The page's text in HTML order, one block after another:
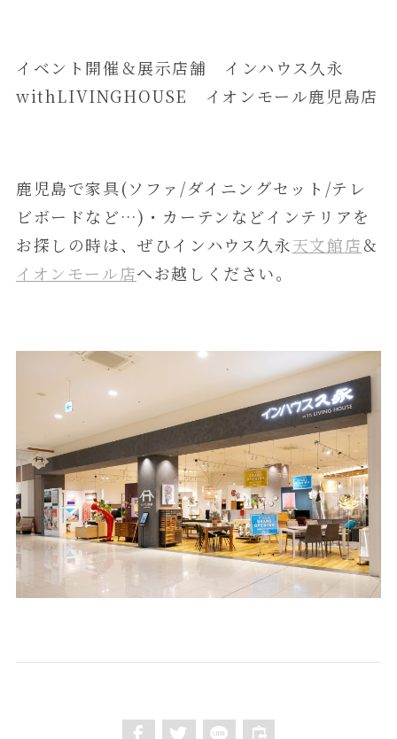
イベント開催＆展示店舗 インハウス久永
withLIVINGHOUSE イオンモール鹿児島店
鹿児島で家具(ソファ/ダイニングセット/テレ
ビボードなど…)・カーテンなどインテリアを
お探しの時は、ぜひインハウス久永天文館店＆
イオンモール店へお越しください。